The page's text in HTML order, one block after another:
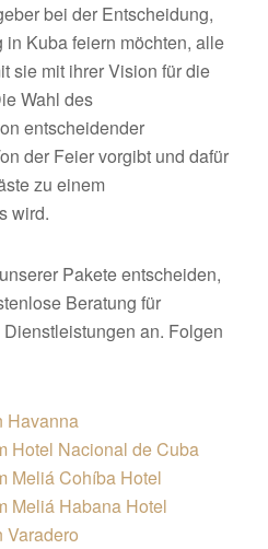
bei der Entscheidung,
Kuba feiern möchten, alle
sie mit ihrer Vision für die
Wahl des
entscheidender
der Feier vorgibt und dafür
zu einem
wird.
Pakete entscheiden,
Beratung für
an. Folgen
Havanna
Hotel Nacional de Cuba
Meliá Cohíba Hotel
Meliá Habana Hotel
Varadero